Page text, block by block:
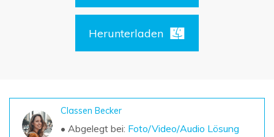
Kostenlos Testen
ALLE FUNKTIONEN ENTDECKEN
search
Herunterladen
Classen Becker
• Abgelegt bei: Foto/Video/Audio Lösung